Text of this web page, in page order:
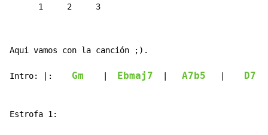
      1     2     3
Aqui vamos con la canción ;).
Intro: |: Gm Ebmaj7 A7b5 D7
Estrofa 1: